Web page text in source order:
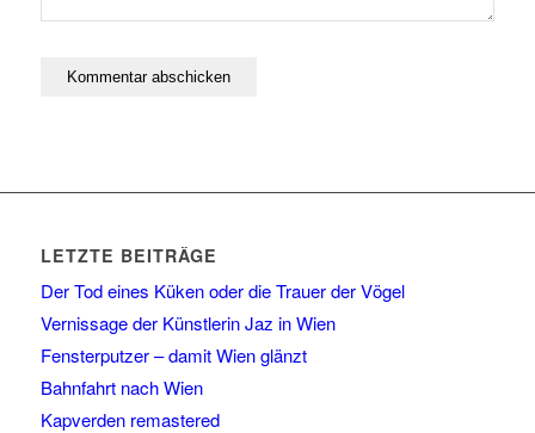
LETZTE BEITRÄGE
Der Tod eines Küken oder die Trauer der Vögel
Vernissage der Künstlerin Jaz in Wien
Fensterputzer – damit Wien glänzt
Bahnfahrt nach Wien
Kapverden remastered